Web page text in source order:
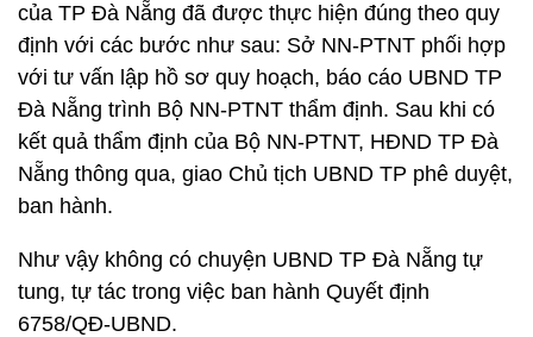
của TP Đà Nẵng đã được thực hiện đúng theo quy
định với các bước như sau: Sở NN-PTNT phối hợp
với tư vấn lập hồ sơ quy hoạch, báo cáo UBND TP
Đà Nẵng trình Bộ NN-PTNT thẩm định. Sau khi có
kết quả thẩm định của Bộ NN-PTNT, HĐND TP Đà
Nẵng thông qua, giao Chủ tịch UBND TP phê duyệt,
ban hành.
Như vậy không có chuyện UBND TP Đà Nẵng tự
tung, tự tác trong việc ban hành Quyết định
6758/QĐ-UBND.